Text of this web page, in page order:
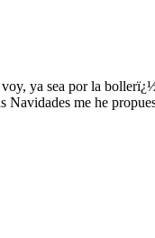
ya sea por la
Navidades me he